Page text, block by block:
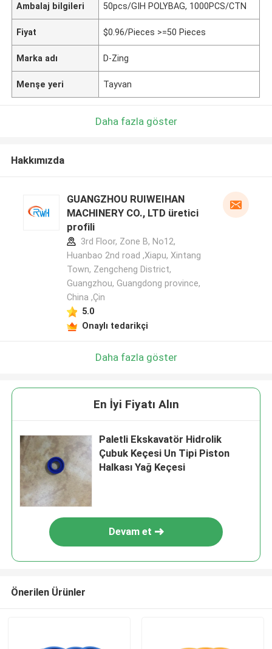
Ambalaj bilgileri 50pcs/GIH POLYBAG, 1000PCS/CTN
Fiyat $0.96/Pieces >=50 Pieces
Marka adı D-Zing
Menşe yeri Tayvan
Daha fazla göster
Hakkımızda
GUANGZHOU RUIWEIHAN
MACHINERY CO., LTD üretici
profili
3rd Floor, Zone B, No12,
Huanbao 2nd road ,Xiapu, Xintang
Town, Zengcheng District,
Guangzhou, Guangdong province,
China ,Çin
5.0
Onaylı tedarikçi
Daha fazla göster
En İyi Fiyatı Alın
Paletli Ekskavatör Hidrolik
Çubuk Keçesi Un Tipi Piston
Halkası Yağ Keçesi
Devam et
Önerilen Ürünler